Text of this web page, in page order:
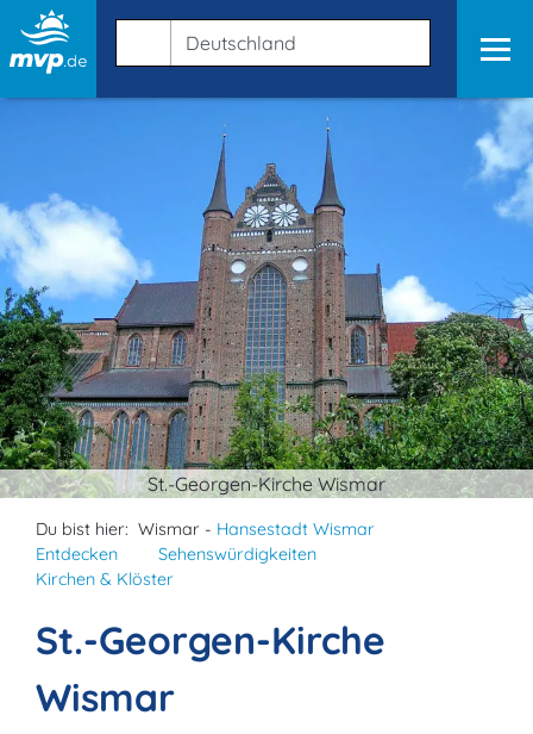
St.-Georgen-Kirche Wismar
Du bist hier: Wismar - Hansestadt Wismar
Entdecken
Sehenswürdigkeiten
Kirchen & Klöster
St.-Georgen-Kirche
Wismar